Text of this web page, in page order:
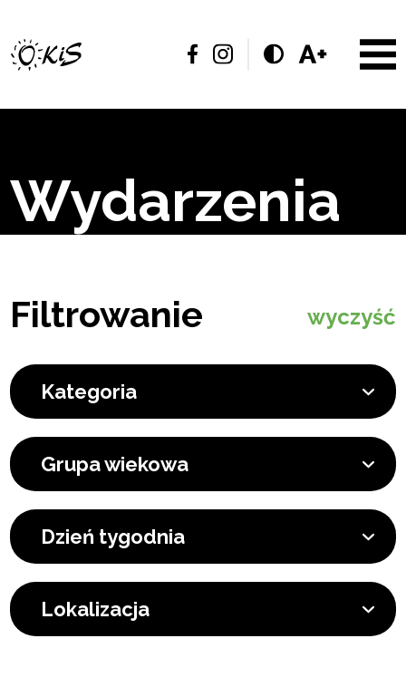
Wydarzenia
Filtrowanie wyczyść
Kategoria
Grupa wiekowa
Dzień tygodnia
Lokalizacja